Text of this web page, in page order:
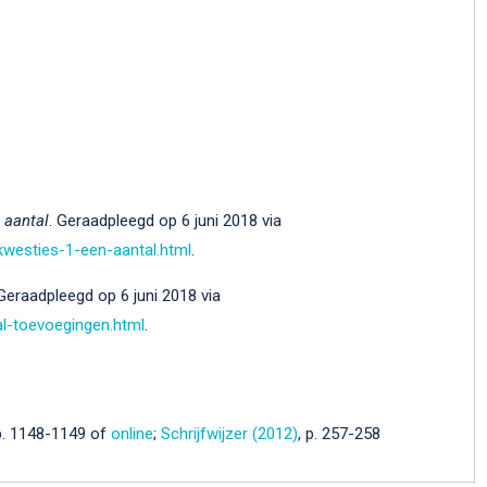
aantal. Geraadpleegd op 6 juni 2018 via
1-een-aantal.html.
op 6 juni 2018 via
toevoegingen.html.
1148-1149 of online; Schrijfwijzer (2012), p. 257-258